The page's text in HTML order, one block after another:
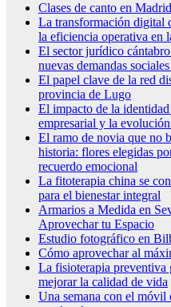
Clases de canto en Madrid
La transformación digital
la eficiencia operativa en
El sector jurídico
nuevas demandas
El papel clave de la red
provincia de Lugo
El impacto de la
empresarial y la
El ramo de novia que no
historia: flores elegidas
recuerdo emocional
La fitoterapia china se
para el bienestar integral
Armarios a Medida en
Aprovechar tu Espacio
Estudio fotográfico en
Cómo aprovechar al
La fisioterapia preventiva
mejorar la calidad de vida
Una semana con el móvil